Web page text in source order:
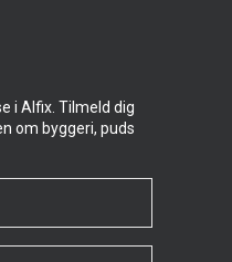
i Alfix. Tilmeld dig
om byggeri, puds